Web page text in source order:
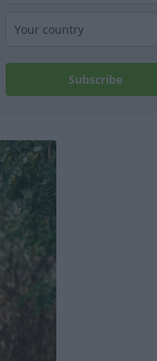
Subscribe